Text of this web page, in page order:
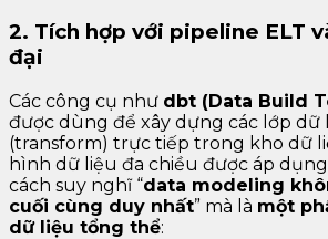
2. Tích hợp với pipeline ELT
đại
Các công cụ như dbt (Data Build
được dùng để xây dựng các lớp dữ
(transform) trực tiếp trong kho dữ
hình dữ liệu đa chiều được áp
cách suy nghĩ “data modeling
cuối cùng duy nhất” mà là một
dữ liệu tổng thể: